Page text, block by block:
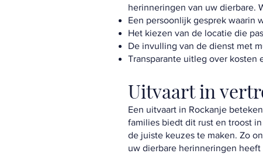
herinneringen van uw dierbare.
Een persoonlijk gesprek waarin
Het kiezen van de locatie die
De invulling van de dienst met
Transparante uitleg over kosten
Uitvaart in
Een uitvaart in Rockanje
families biedt dit rust en troost
de juiste keuzes te maken. Zo
uw dierbare herinneringen heeft